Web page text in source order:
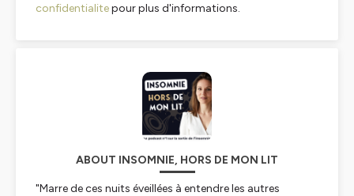
confidentialitepour plus d'informations.
ABOUT INSOMNIE, HORS DE MON LIT
"Marre de ces nuits éveillées à entendre les autres